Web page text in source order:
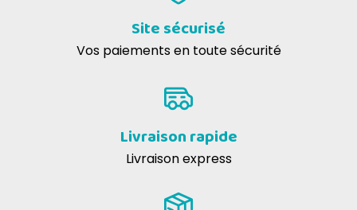
Site sécurisé
Vos paiements en toute sécurité
Livraison rapide
Livraison express